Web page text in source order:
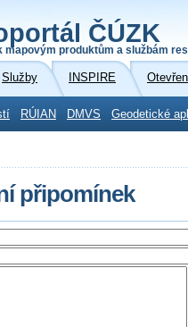
ČÚZK
mapovým produktům a službám
Služby INSPIRE
RÚIAN DMVS Geodetické
připomínek